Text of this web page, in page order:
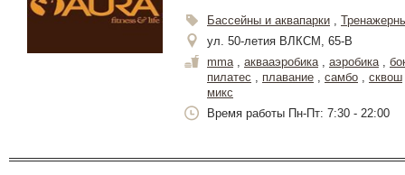
Бассейны и аквапарки ,
ул. 50-летия ВЛКСМ, 65-В
mma, аквааэробика, аэробика,
пилатес , плавание , самбо , сквош
микс
Время работы Пн-Пт: 7:30 - 22:00